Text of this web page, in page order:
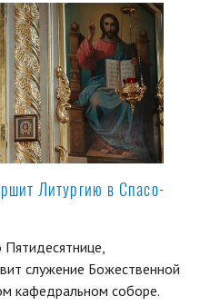
Литургию в Спасо-
служение Божественной
кафедральном соборе.